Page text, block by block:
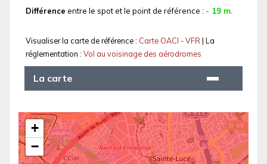
Différence entre le spot et le point de référence : - 19 m.
Visualiser la carte de référence : Carte OACI - VFR| La
réglementation : Vol au voisinage des aérodromes
La carte